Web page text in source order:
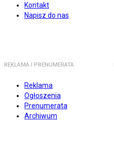
Kontakt
Napisz do nas
REKLAMA I PRENUMERATA
Reklama
Ogłoszenia
Prenumerata
Archiwum